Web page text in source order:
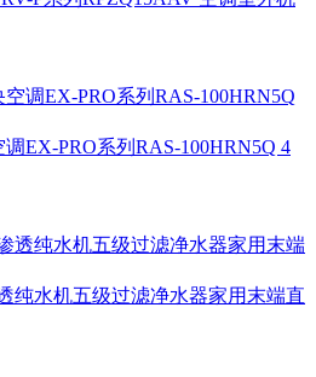
EX-PRO系列RAS-100HRN5Q 4
纯水机五级过滤净水器家用末端直